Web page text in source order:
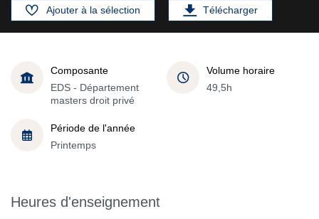
Ajouter à la sélection Télécharger
Composante
EDS - Département
masters droit privé
Volume horaire
49,5h
Période de l'année
Printemps
Heures d'enseignement